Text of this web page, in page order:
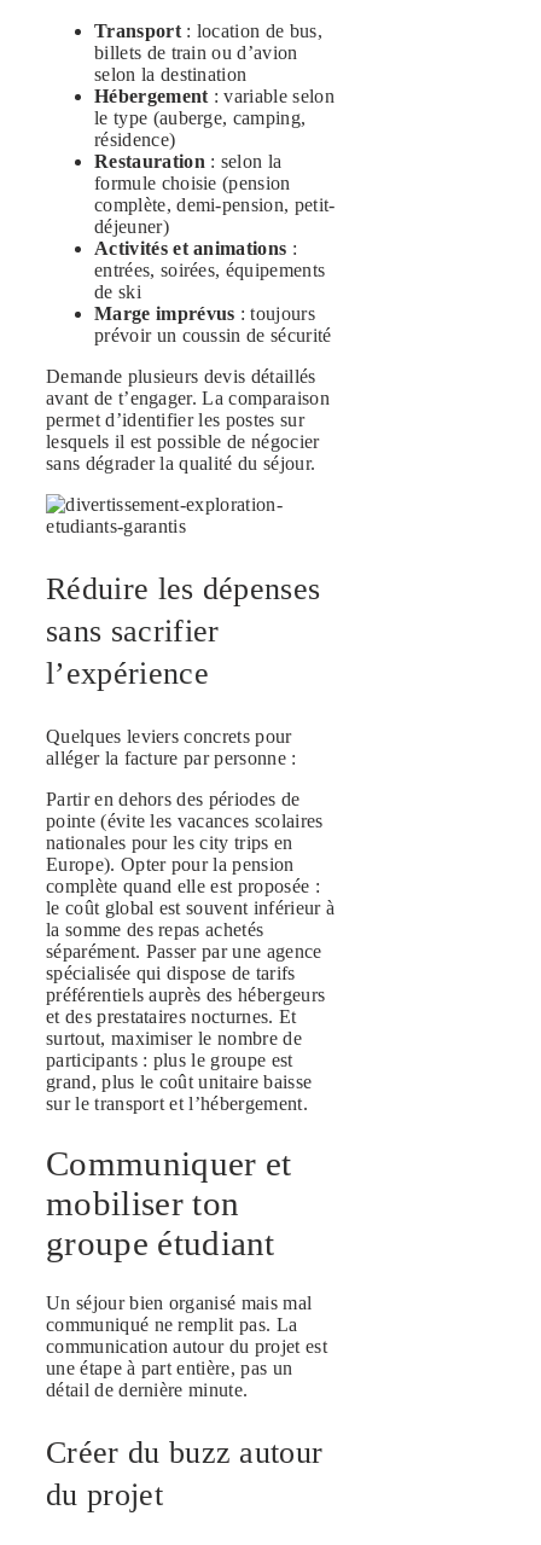
Transport: location de bus,
billets de train ou d’avion
selon la destination
Hébergement : variable selon
le type (auberge, camping,
résidence)
Restauration : selon la
formule choisie (pension
complète, demi-pension, petit-
déjeuner)
Activités et animations :
entrées, soirées, équipements
de ski
Marge imprévus : toujours
prévoir un coussin de sécurité
Demande plusieurs devis détaillés
avant de t’engager. La comparaison
permet d’identifier les postes sur
lesquels il est possible de négocier
sans dégrader la qualité du séjour.
Réduire les dépenses
sans sacrifier
l’expérience
Quelques leviers concrets pour
alléger la facture par personne :
Partir en dehors des périodes de
pointe (évite les vacances scolaires
nationales pour les city trips en
Europe). Opter pour la pension
complète quand elle est proposée :
le coût global est souvent inférieur à
la somme des repas achetés
séparément. Passer par une agence
spécialisée qui dispose de tarifs
préférentiels auprès des hébergeurs
et des prestataires nocturnes. Et
surtout, maximiser le nombre de
participants : plus le groupe est
grand, plus le coût unitaire baisse
sur le transport et l’hébergement.
Communiquer et
mobiliser ton
groupe étudiant
Un séjour bien organisé mais mal
communiqué ne remplit pas. La
communication autour du projet est
une étape à part entière, pas un
détail de dernière minute.
Créer du buzz autour
du projet